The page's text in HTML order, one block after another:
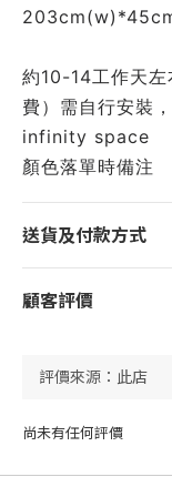
約10-14工作天
費）需自行安裝
infinity space
顏色落單時備注
送貨及付款方式
顧客評價
尚未有任何評價